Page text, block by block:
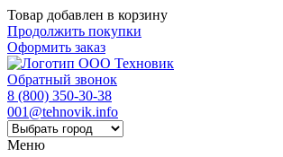
Товар добавлен в корзину
Продолжить покупки
Оформить заказ
Обратный звонок
8 (800) 350-30-38
001@tehnovik.info
Меню